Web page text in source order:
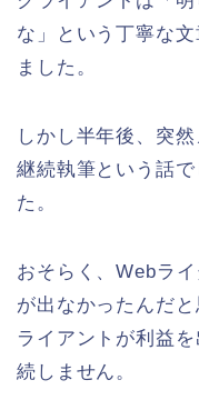
な」という丁寧な
ました。
しかし半年後、突
継続執筆という話
た。
おそらく、Webラ
が出なかったんだ
ライアントが利益
続しません。